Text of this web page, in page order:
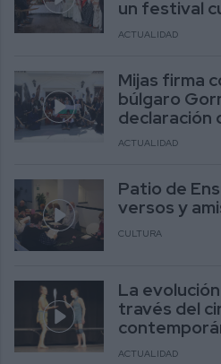
un festival
ACTUALIDAD
Mijas firma
búlgaro
declaración
ACTUALIDAD
Patio de
versos y
CULTURA
La
través del
ACTUALIDAD